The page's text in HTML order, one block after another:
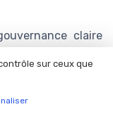
claire
ses décisions
tensions entre
client.
sur ceux que